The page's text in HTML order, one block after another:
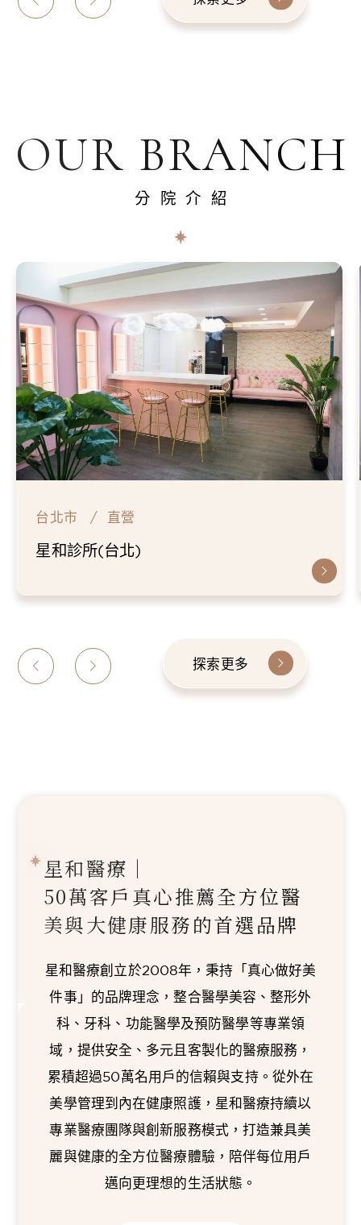
OUR BRANCH
分院介紹
台北市 直營
星和診所(台北)
探索更多
星和醫療｜
50萬客戶真心推薦全方位醫
美與大健康服務的首選品牌
星和醫療創立於2008年，秉持「真心做好美
件事」的品牌理念，整合醫學美容、整形外
科、牙科、功能醫學及預防醫學等專業領
域，提供安全、多元且客製化的醫療服務，
累積超過50萬名用戶的信賴與支持。從外在
美學管理到內在健康照護，星和醫療持續以
專業醫療團隊與創新服務模式，打造兼具美
麗與健康的全方位醫療體驗，陪伴每位用戶
邁向更理想的生活狀態。